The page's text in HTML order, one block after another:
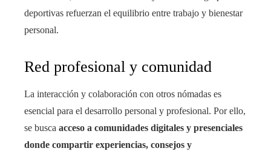
deportivas refuerzan el equilibrio entre trabajo y bienestar
personal.
Red profesional y comunidad
La interacción y colaboración con otros nómadas es
esencial para el desarrollo personal y profesional. Por ello,
se busca acceso a comunidades digitales y presenciales
donde compartir experiencias, consejos y